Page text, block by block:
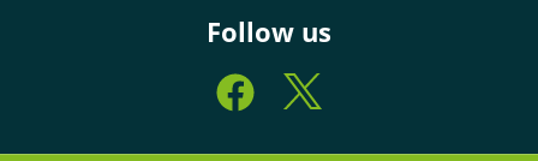
Follow us